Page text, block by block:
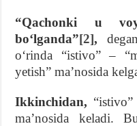
“Qachonki u
boʻlganda”[2],
oʻrinda “istivo” –
yetish” maʼnosida
Ikkinchidan,
maʼnosida keladi.